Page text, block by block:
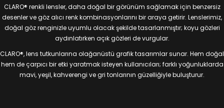
CLARO® renkli lensler, daha doğal bir görünüm sağlamak için benzersiz
desenler ve göz alıcı renk kombinasyonlarını bir araya getirir. Lenslerimiz,
doğal göz renginizle uyumlu olacak şekilde tasarlanmıştır; koyu gözleri
aydınlatırken açık gözleri de vurgular.
CLARO®, lens tutkunlarına olağanüstü grafik tasarımlar sunar. Hem doğal
hem de çarpıcı bir etki yaratmak isteyen kullanıcıları; farklı yoğunluklarda
mavi, yeşil, kahverengi ve gri tonlarının güzelliğiyle buluşturur.